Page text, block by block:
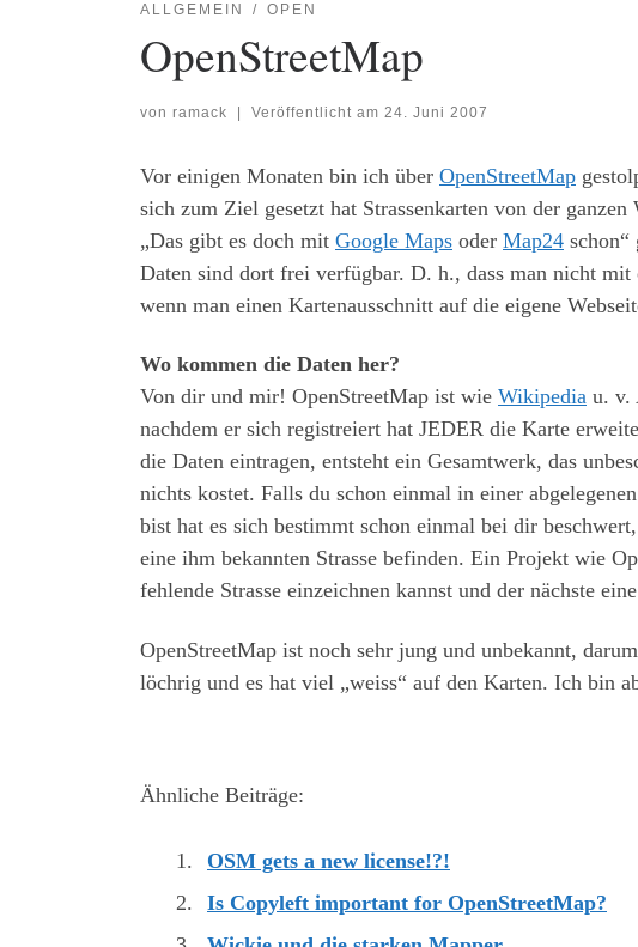
ALLGEMEIN OPEN
OpenStreetMap
von ramack | Veröffentlicht am 24. Juni 2007
Vor einigen Monaten bin ich über OpenStreetMap
sich zum Ziel gesetzt hat Strassenkarten von der
„Das gibt es doch mit Google Maps oder Map24
Daten sind dort frei verfügbar. D. h., dass man nicht
wenn man einen Kartenausschnitt auf die eigene
Wo kommen die Daten her?
Von dir und mir! OpenStreetMap ist wie Wikipedia u. v.
nachdem er sich registreiert hat JEDER die Karte
die Daten eintragen, entsteht ein Gesamtwerk, das
nichts kostet. Falls du schon einmal in einer
bist hat es sich bestimmt schon einmal bei dir
eine ihm bekannten Strasse befinden. Ein Projekt wie
fehlende Strasse einzeichnen kannst und der nächste
OpenStreetMap ist noch sehr jung und unbekannt,
löchrig und es hat viel „weiss“ auf den Karten. Ich bin
Ähnliche Beiträge:
OSM gets a new license!?!
Is Copyleft important for OpenStreetMap?